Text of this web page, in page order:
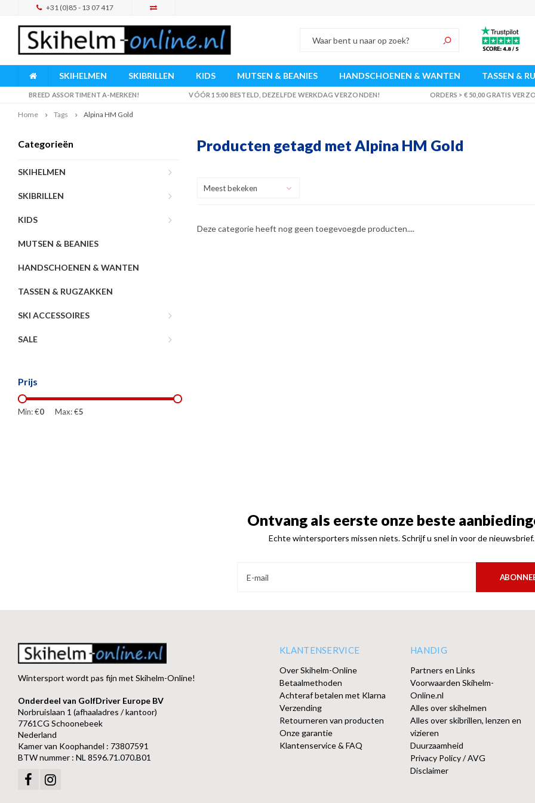
+31 (0)85 - 13 07 417
SKIHELMEN SKIBRILLEN KIDS MUTSEN & BEANIES HANDSCHOENEN & WANTEN TASSEN &
BREED ASSORTIMENT A-MERKEN! VÓÓR 15:00 BESTELD, DEZELFDE WERKDAG VERZONDEN! ORDERS > € 50,00 GRATIS
Home Tags Alpina HM Gold
Categorieën
SKIHELMEN
SKIBRILLEN
KIDS
MUTSEN & BEANIES
HANDSCHOENEN & WANTEN
TASSEN & RUGZAKKEN
SKI ACCESSOIRES
SALE
Prijs
Min: €0 Max: €5
Producten getagd met Alpina HM Gold
Meest bekeken
Deze categorie heeft nog geen toegevoegde producten....
Ontvang als eerste onze beste
Echte wintersporters missen niets. Schrijf u snel in voor de nieuwsbrief.
Wintersport wordt pas fijn met Skihelm-Online!
Onderdeel van GolfDriver Europe BV
Norbruislaan 1 (afhaaladres / kantoor)
7761CG Schoonebeek
Nederland
Kamer van Koophandel : 73807591
BTW nummer : NL 8596.71.070.B01
KLANTENSERVICE
Over Skihelm-Online
Betaalmethoden
Achteraf betalen met Klarna
Verzending
Retourneren van producten
Onze garantie
Klantenservice & FAQ
HANDIG
Partners en Links
Voorwaarden Skihelm-
Online.nl
Alles over skihelmen
Alles over skibrillen, lenzen en
vizieren
Duurzaamheid
Privacy Policy / AVG
Disclaimer